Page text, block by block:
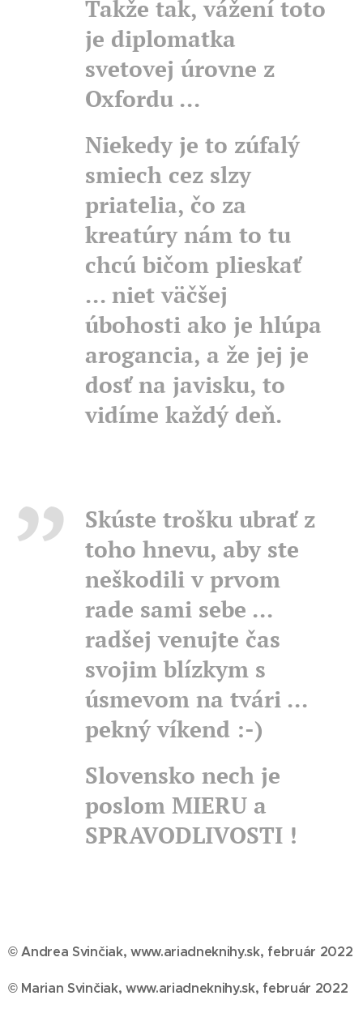
Takže tak, vážení toto
je diplomatka
svetovej úrovne z
Oxfordu ...
Niekedy je to zúfalý
smiech cez slzy
priatelia, čo za
kreatúry nám to tu
chcú bičom plieskať
... niet väčšej
úbohosti ako je hlúpa
arogancia, a že jej je
dosť na javisku, to
vidíme každý deň.
Skúste trošku ubrať z
toho hnevu, aby ste
neškodili v prvom
rade sami sebe ...
radšej venujte čas
svojim blízkym s
úsmevom na tvári ...
pekný víkend :-)
Slovensko nech je
poslom MIERU a
SPRAVODLIVOSTI !
© Andrea Svinčiak, www.ariadneknihy.sk, február 2022
© Marian Svinčiak, www.ariadneknihy.sk, február 2022